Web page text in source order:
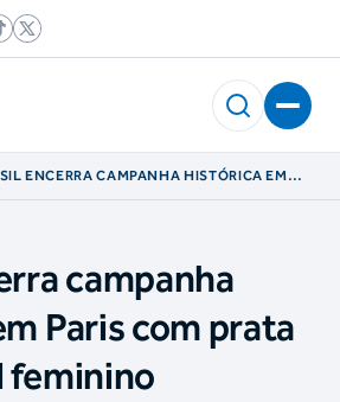
ENCERRA CAMPANHA HISTÓRICA EM
campanha
Paris com prata
feminino